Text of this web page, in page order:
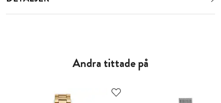
Andra tittade på